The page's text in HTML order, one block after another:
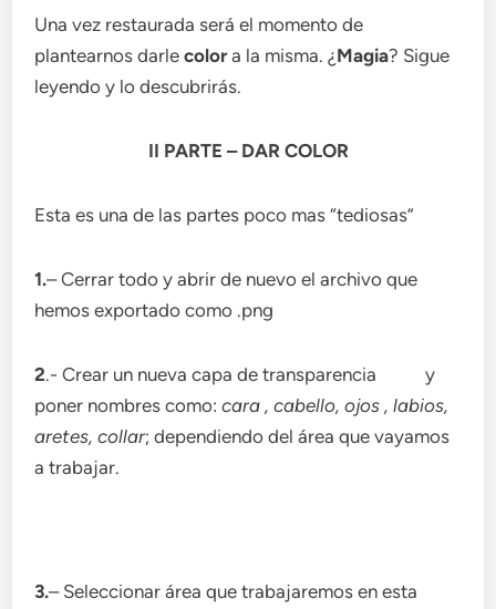
Una vez restaurada será el momento de
plantearnos darlecolora la misma. ¿Magia? Sigue
leyendo y lo descubrirás.
II PARTE – DAR COLOR
Esta es una de las partes poco mas “tediosas”
1.– Cerrar todo y abrir de nuevo el archivo que
hemos exportado como .png
2.- Crear un nueva capa de transparencia
y
poner nombres como:cara , cabello, ojos , labios,
aretes, collar; dependiendo del área que vayamos
a trabajar.
3.– Seleccionar área que trabajaremos en esta